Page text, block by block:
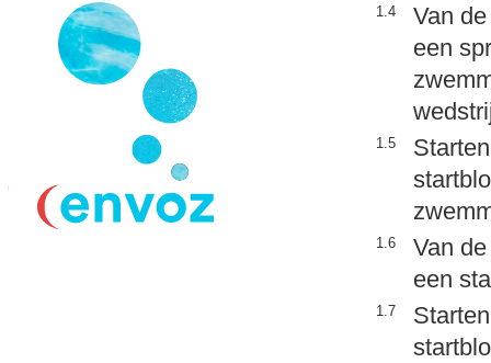
1.4
Van
een
1.5
1.6
Van
een
1.7